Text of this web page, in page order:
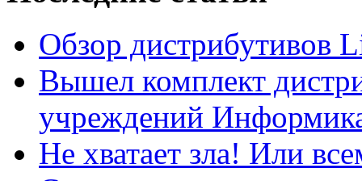
Обзор дистрибутивов
Вышел комплект
учреждений
Не хватает зла! Или